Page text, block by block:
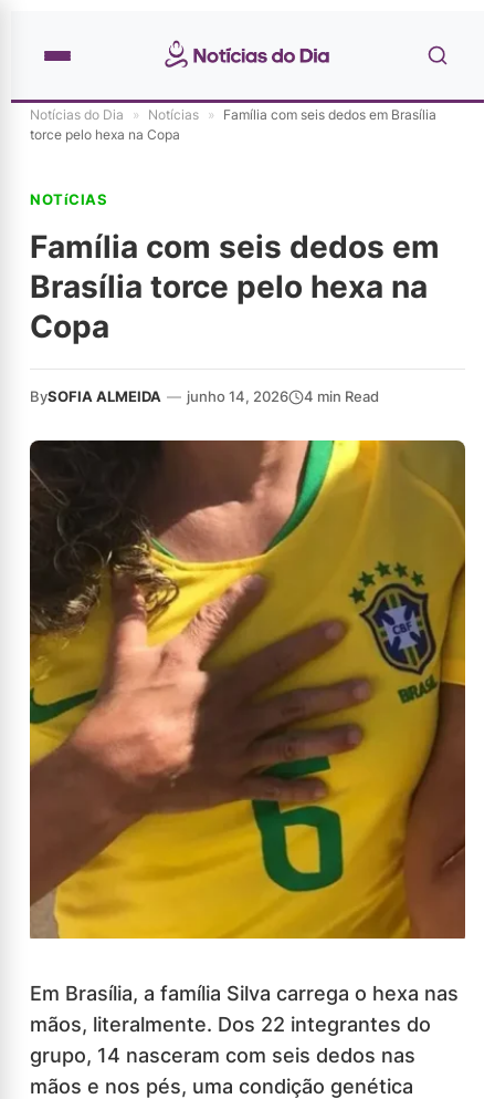
Notícias do Dia » Notícias » Família com seis dedos em Brasília
torce pelo hexa na Copa
NOTíCIAS
Família com seis dedos em
Brasília torce pelo hexa na
Copa
BySOFIA ALMEIDA — junho 14, 2026 4 min Read
Em Brasília, a família Silva carrega o hexa nas
mãos, literalmente. Dos 22 integrantes do
grupo, 14 nasceram com seis dedos nas
mãos e nos pés, uma condição genética